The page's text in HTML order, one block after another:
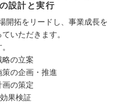
設計と実行
開拓をリードし、事業成長を
いただきます。
略の立案
策の企画・推進
画の策定
果検証